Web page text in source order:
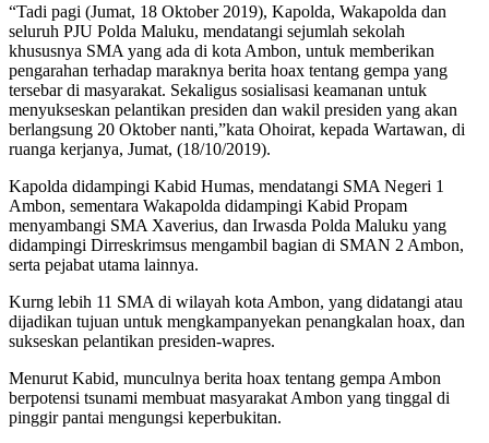
“Tadi pagi (Jumat, 18 Oktober 2019), Kapolda, Wakapolda dan
seluruh PJU Polda Maluku, mendatangi sejumlah sekolah
khususnya SMA yang ada di kota Ambon, untuk memberikan
pengarahan terhadap maraknya berita hoax tentang gempa yang
tersebar di masyarakat. Sekaligus sosialisasi keamanan untuk
menyukseskan pelantikan presiden dan wakil presiden yang akan
berlangsung 20 Oktober nanti,”kata Ohoirat, kepada Wartawan, di
ruanga kerjanya, Jumat, (18/10/2019).
Kapolda didampingi Kabid Humas, mendatangi SMA Negeri 1
Ambon, sementara Wakapolda didampingi Kabid Propam
menyambangi SMA Xaverius, dan Irwasda Polda Maluku yang
didampingi Dirreskrimsus mengambil bagian di SMAN 2 Ambon,
serta pejabat utama lainnya.
Kurng lebih 11 SMA di wilayah kota Ambon, yang didatangi atau
dijadikan tujuan untuk mengkampanyekan penangkalan hoax, dan
sukseskan pelantikan presiden-wapres.
Menurut Kabid, munculnya berita hoax tentang gempa Ambon
berpotensi tsunami membuat masyarakat Ambon yang tinggal di
pinggir pantai mengungsi keperbukitan.